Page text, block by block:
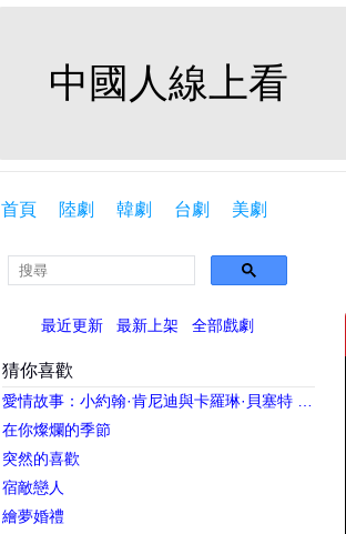
中國人線上看
首頁 陸劇 韓劇 台劇 美劇
最近更新 最新上架 全部戲劇
猜你喜歡
在你燦爛的季節
突然的喜歡
宿敵戀人
繪夢婚禮